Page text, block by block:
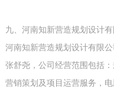
九、河南知新营造规划设计
河南知新营造规划设计有限
张舒尧，公司经营范围包括
营销策划及项目运营服务，